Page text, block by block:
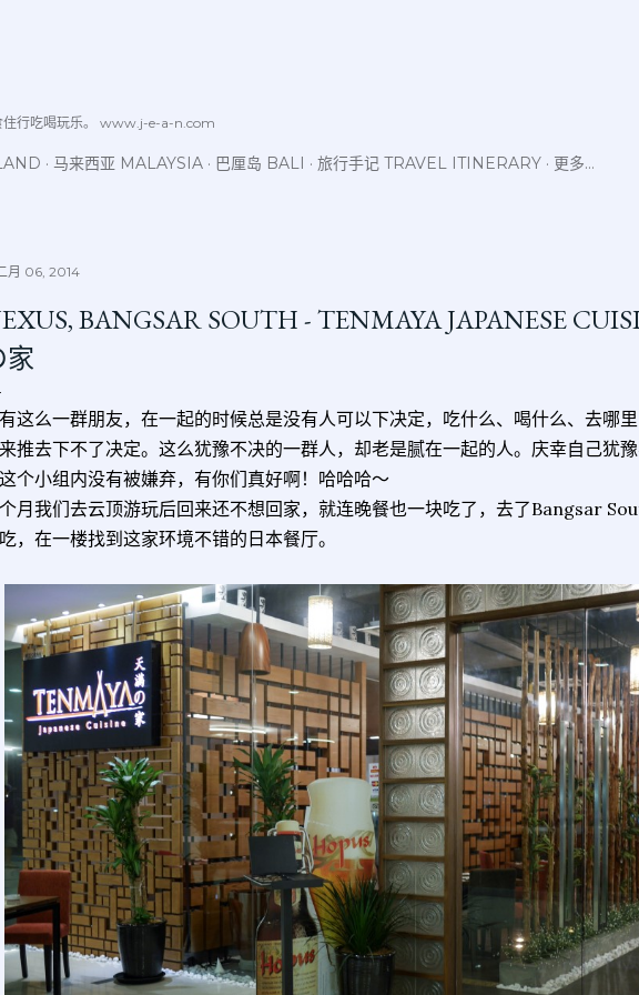
住行吃喝玩乐。 www.j-e-a-n.com
马来西亚 MALAYSIA 巴厘岛 BALI 旅行手记 TRAVEL ITINERARY 更多…
月 06, 2014
BANGSAR SOUTH - TENMAYA JAPANESE
家
这么一群朋友，在一起的时候总是没有人可以下决定，吃什么、喝什么、去哪
推去下不了决定。这么犹豫不决的一群人，却老是腻在一起的人。庆幸自己犹
个小组内没有被嫌弃，有你们真好啊！哈哈哈～
月我们去云顶游玩后回来还不想回家，就连晚餐也一块吃了，去了Bangsar
，在一楼找到这家环境不错的日本餐厅。